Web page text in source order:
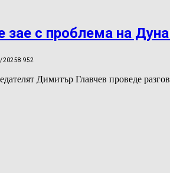
зае с проблема на
20258 952
Димитър Главчев проведе